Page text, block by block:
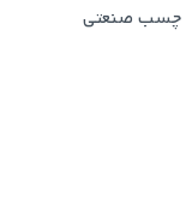
چسب صنعتی